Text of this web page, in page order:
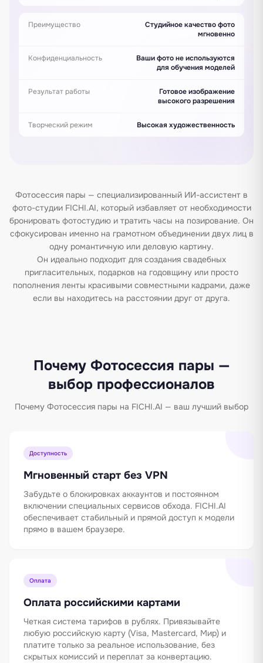
Преимущество
Студийное качество фото
мгновенно
Конфиденциальность
Ваши фото не используются
для обучения моделей
Результат работы
Готовое изображение
высокого разрешения
Творческий режим Высокая художественность
Фотосессия пары — специализированный ИИ-ассистент в
фото-студии FICHI.AI, который избавляет от необходимости
бронировать фотостудию и тратить часы на позирование. Он
сфокусирован именно на грамотном объединении двух лиц в
одну романтичную или деловую картину.
Он идеально подходит для создания свадебных
пригласительных, подарков на годовщину или просто
пополнения ленты красивыми совместными кадрами, даже
если вы находитесь на расстоянии друг от друга.
Почему Фотосессия пары —
выбор профессионалов
Почему Фотосессия пары на FICHI.AI — ваш лучший выбор
Доступность
Мгновенный старт без VPN
Забудьте о блокировках аккаунтов и постоянном
включении специальных сервисов обхода. FICHI.AI
обеспечивает стабильный и прямой доступ к модели
прямо в вашем браузере.
Оплата
Оплата российскими картами
Четкая система тарифов в рублях. Привязывайте
любую российскую карту (Visa, Mastercard, Мир) и
платите только за реальное использование, без
скрытых комиссий и переплат за конвертацию.